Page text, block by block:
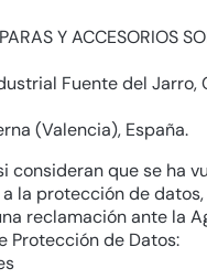
Y ACCESORIOS
Fuente del Jarro,
(Valencia), España.
consideran que se ha
la protección de
reclamación ante la
Protección de Datos: